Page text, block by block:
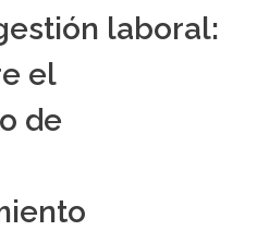
laboral:
el
de